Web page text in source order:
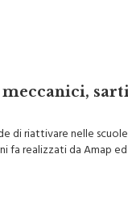
meccanici,
di riattivare nelle
fa realizzati da Amap